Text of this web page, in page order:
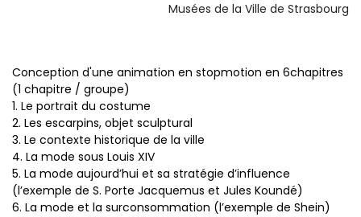
Musées de la Ville de Strasbourg
Conception d'une animation en stopmotion en 6chapitres
(1 chapitre / groupe)
1. Le portrait du costume
2. Les escarpins, objet sculptural
3. Le contexte historique de la ville
4. La mode sous Louis XIV
5. La mode aujourd’hui et sa stratégie d’influence
(l’exemple de S. Porte Jacquemus et Jules Koundé)
6. La mode et la surconsommation (l’exemple de Shein)